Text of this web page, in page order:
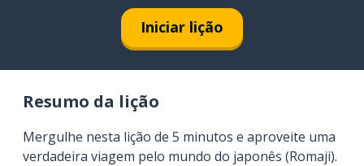
Iniciar lição
Resumo da lição
Mergulhe nesta lição de 5 minutos e aproveite uma
verdadeira viagem pelo mundo do japonês (Romaji).